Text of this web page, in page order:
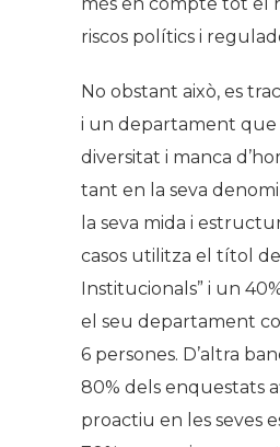
riscos polítics i
No obstant això, es
i un departament que
diversitat i manca
tant en la seva
la seva mida i
casos utilitza el títol de
Institucionals” i un
el seu departament
6 persones. D’altra
80% dels enquestats
proactiu en les seves